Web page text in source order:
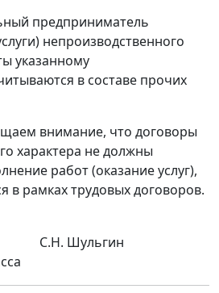
предприниматель
непроизводственного
указанному
в составе прочих
внимание, что договоры
характера не должны
работ (оказание услуг),
в рамках трудовых договоров.
С.Н. Шульгин